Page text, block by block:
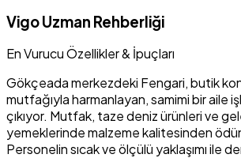
Vigo Uzman Rehberliği
En Vurucu Özellikler & İpuçları
Gökçeada merkezdeki Fengari, butik
mutfağıyla harmanlayan, samimi bir aile
çıkıyor. Mutfak, taze deniz ürünleri ve
yemeklerinde malzeme kalitesinden
Personelin sıcak ve ölçülü yaklaşımı ile